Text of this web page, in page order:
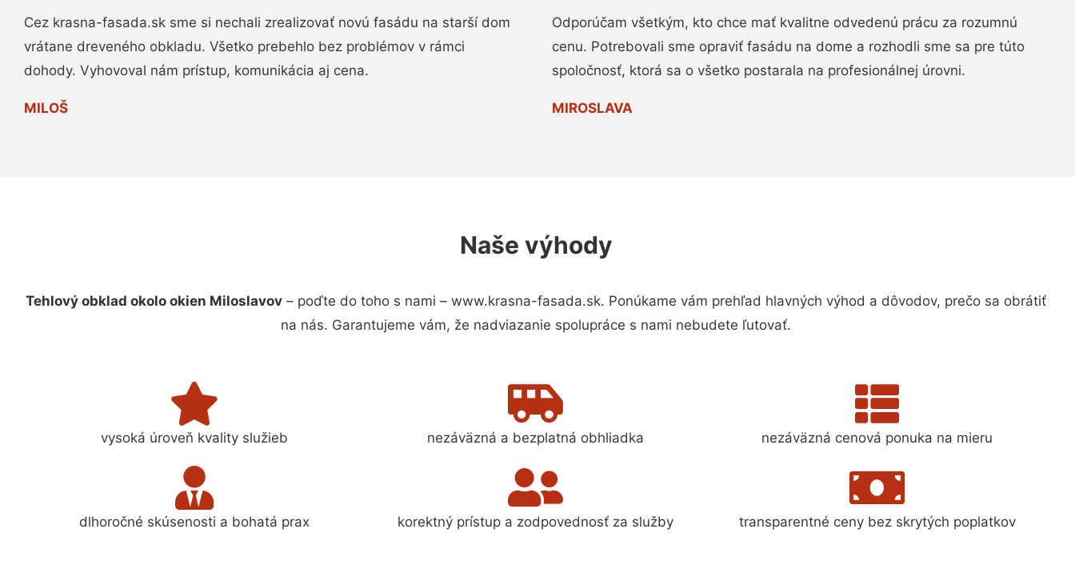
Cez krasna-fasada.sk sme si nechali zrealizovať novú fasádu na starší dom
vrátane dreveného obkladu. Všetko prebehlo bez problémov v rámci
dohody. Vyhovoval nám prístup, komunikácia aj cena.
MILOŠ
Odporúčam všetkým, kto chce mať kvalitne odvedenú prácu za rozumnú
cenu. Potrebovali sme opraviť fasádu na dome a rozhodli sme sa pre túto
spoločnosť, ktorá sa o všetko postarala na profesionálnej úrovni.
MIROSLAVA
Naše výhody
Tehlový obklad okolo okien Miloslavov – poďte do toho s nami – www.krasna-fasada.sk. Ponúkame vám prehľad hlavných výhod a dôvodov, prečo sa obrátiť
na nás. Garantujeme vám, že nadviazanie spolupráce s nami nebudete ľutovať.
vysoká úroveň kvality služieb nezáväzná a bezplatná obhliadka nezáväzná cenová ponuka na mieru
dlhoročné skúsenosti a bohatá prax korektný prístup a zodpovednosť za služby transparentné ceny bez skrytých poplatkov